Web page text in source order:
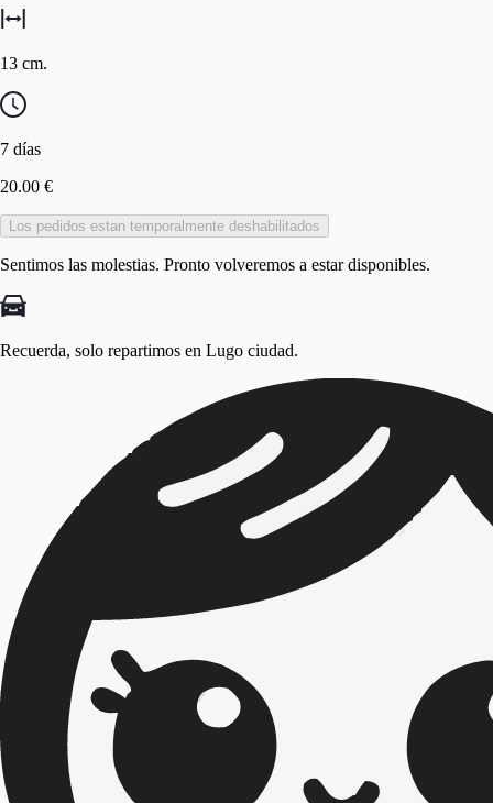
13 cm.
7 días
20.00 €
Los pedidos estan temporalmente deshabilitados
Sentimos las molestias. Pronto volveremos a estar disponibles.
Recuerda, solo repartimos en Lugo ciudad.